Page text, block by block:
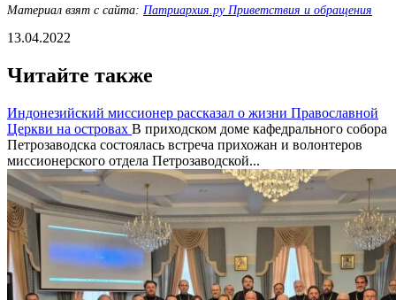
Материал взят с сайта: Патриархия.ру Приветствия и обращения
13.04.2022
Читайте также
Индонезийский миссионер рассказал о жизни Православной
Церкви на островах В приходском доме кафедрального собора
Петрозаводска состоялась встреча прихожан и волонтеров
миссионерского отдела Петрозаводской...